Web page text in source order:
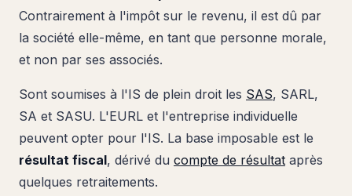
Contrairement à l'impôt sur le revenu, il est dû par
la société elle-même, en tant que personne morale,
et non par ses associés.
Sont soumises à l'IS de plein droit les SAS, SARL,
SA et SASU. L'EURL et l'entreprise individuelle
peuvent opter pour l'IS. La base imposable est le
résultat fiscal, dérivé du compte de résultat après
quelques retraitements.